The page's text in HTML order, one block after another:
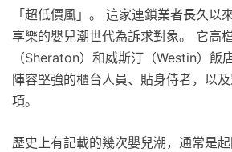
「超低價風」。 這家連鎖業者長久以
享樂的嬰兒潮世代為訴求對象。 它高
（Sheraton）和威斯汀（Westin）飯
陣容堅強的櫃台人員、貼身侍者，以
項。
歷史上有記載的幾次嬰兒潮，通常是